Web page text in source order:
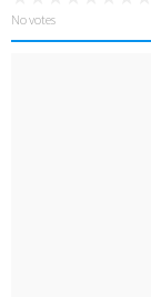
No votes